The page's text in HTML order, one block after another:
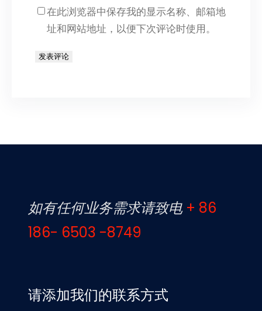
在此浏览器中保存我的显示名称、邮箱地
址和网站地址，以便下次评论时使用。
如有任何业务需求请致电 + 86
186- 6503 -8749
请添加我们的联系方式